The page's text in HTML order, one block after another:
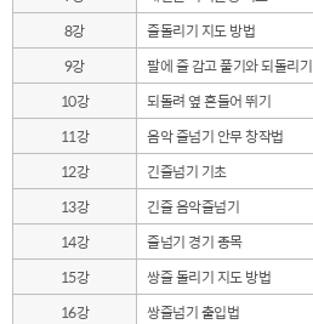
8강
줄돌리기 지도 방법
9강
팔에 줄 감고 풀기와 되돌리기
10강
되돌려 옆 흔들어 뛰기
11강
음악 줄넘기 안무 창작법
12강
긴줄넘기 기초
13강
긴줄 음악줄넘기
14강
줄넘기 경기 종목
15강
쌍줄 돌리기 지도 방법
16강
쌍줄넘기 출입법